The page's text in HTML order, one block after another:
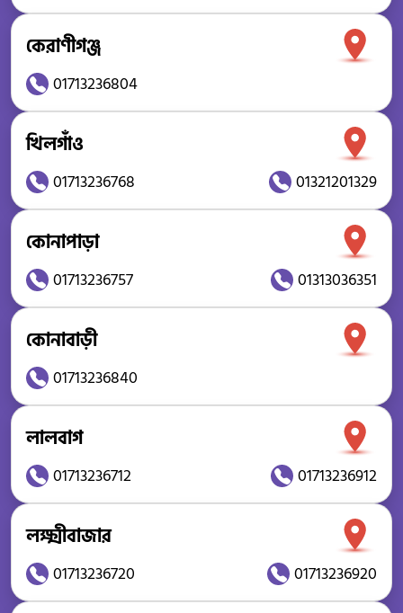
কেরাণীগঞ্জ
01713236804
খিলগাঁও
01713236768 01321201329
কোনাপাড়া
01713236757 01313036351
কোনাবাড়ী
01713236840
লালবাগ
01713236712 01713236912
লক্ষ্মীবাজার
01713236720 01713236920